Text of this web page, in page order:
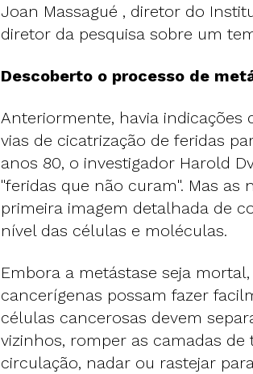
Joan Massagué , diretor do
diretor da pesquisa sobre um
Descoberto o processo de
Anteriormente, havia
vias de cicatrização de feridas
anos 80, o investigador Harold
"feridas que não curam". Mas
primeira imagem detalhada de
nível das células e moléculas.
Embora a metástase seja
cancerígenas possam fazer
células cancerosas devem
vizinhos, romper as camadas de
circulação, nadar ou rastejar